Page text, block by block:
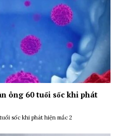
ông 60 tuổi sốc khi phát
sốc khi phát hiện mắc 2